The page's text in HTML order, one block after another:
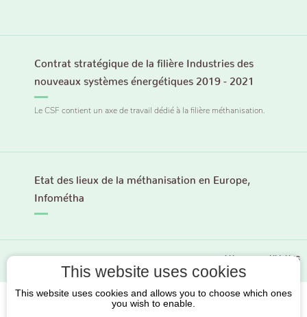
Contrat stratégique de la filière Industries des
nouveaux systèmes énergétiques 2019 - 2021
Le CSF contient un axe de travail dédié à la filière méthanisation.
Etat des lieux de la méthanisation en Europe,
Infométha
PLUS DE DOCUMENTS
This website uses cookies
This website uses cookies and allows you to choose which ones
you wish to enable.